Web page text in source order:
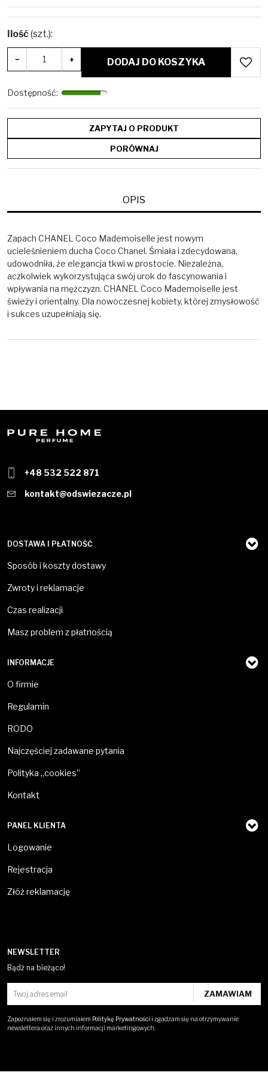
Ilość(szt.):
− + DODAJ DO KOSZYKA
Dostępność:
ZAPYTAJ O PRODUKT
PORÓWNAJ
OPIS
Zapach CHANEL Coco Mademoiselle jest nowym
ucieleśnieniem ducha Coco Chanel. Śmiała i zdecydowana,
udowodniła, że elegancja tkwi w prostocie. Niezależna,
aczkolwiek wykorzystująca swój urok do fascynowania i
wpływania na mężczyzn. CHANEL Coco Mademoiselle jest
świeży i orientalny. Dla nowoczesnej kobiety, której zmysłowość
i sukces uzupełniają się.
+48 532 522 871
kontakt@odswiezacze.pl
DOSTAWA I PŁATNOŚĆ
Sposób i koszty dostawy
Zwroty i reklamacje
Czas realizacji
Masz problem z płatnością
INFORMACJE
O firmie
Regulamin
RODO
Najczęściej zadawane pytania
Polityka „cookies”
Kontakt
PANEL KLIENTA
Logowanie
Rejestracja
Złóż reklamację
NEWSLETTER
Bądź na bieżąco!
Zapoznałem się i zrozumiałem Politykę Prywatności i zgadzam się na otrzymywanie
newslettera oraz innych informacji marketingowych.